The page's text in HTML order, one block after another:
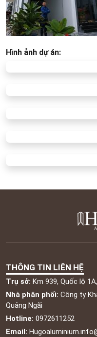
Hình ảnh dự án:
THÔNG TIN LIÊN HỆ
Trụ sở: Km 939, Quốc lộ
Nhà phân phối: Công ty
Quảng Ngãi
Hotline: 0972611252
Email: